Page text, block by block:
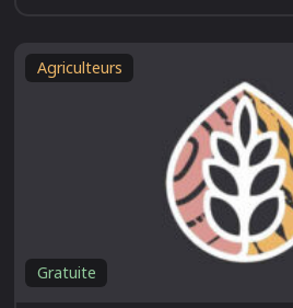
Agriculteurs
Gratuite